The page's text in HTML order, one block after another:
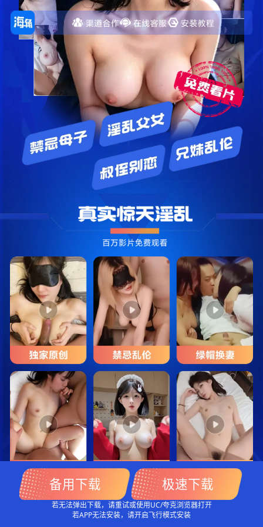
备用下载 极速下载
若无法弹出下载，请重试或使用UC/夸克浏览器打开
若APP无法安装，请开启飞行模式安装